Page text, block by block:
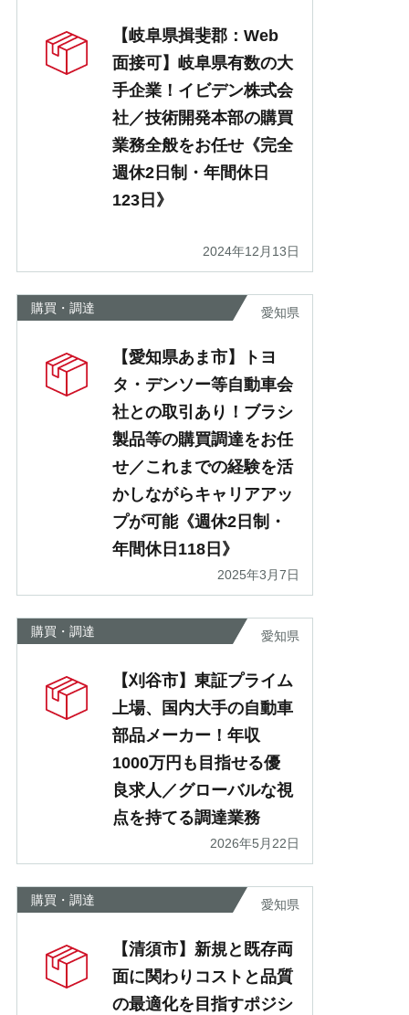
【岐阜県揖斐郡：Web
面接可】岐阜県有数の大
手企業！イビデン株式会
社／技術開発本部の購買
業務全般をお任せ《完全
週休2日制・年間休日
123日》
2024年12月13日
購買・調達 愛知県
【愛知県あま市】トヨ
タ・デンソー等自動車会
社との取引あり！ブラシ
製品等の購買調達をお任
せ／これまでの経験を活
かしながらキャリアアッ
プが可能《週休2日制・
年間休日118日》
2025年3月7日
購買・調達 愛知県
【刈谷市】東証プライム
上場、国内大手の自動車
部品メーカー！年収
1000万円も目指せる優
良求人／グローバルな視
点を持てる調達業務
2026年5月22日
購買・調達 愛知県
【清須市】新規と既存両
面に関わりコストと品質
の最適化を目指すポジシ